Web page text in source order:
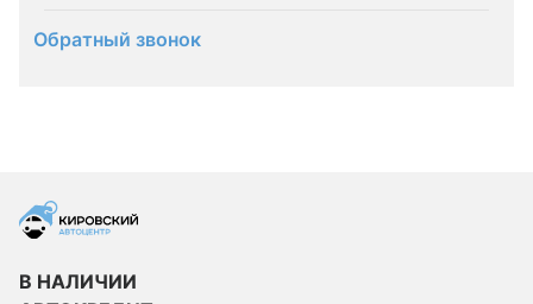
Обратный звонок
В НАЛИЧИИ